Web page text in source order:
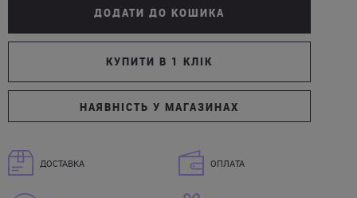
ДОДАТИ ДО КОШИКА
КУПИТИ В 1 КЛІК
НАЯВНІСТЬ У МАГАЗИНАХ
ДОСТАВКА ОПЛАТА